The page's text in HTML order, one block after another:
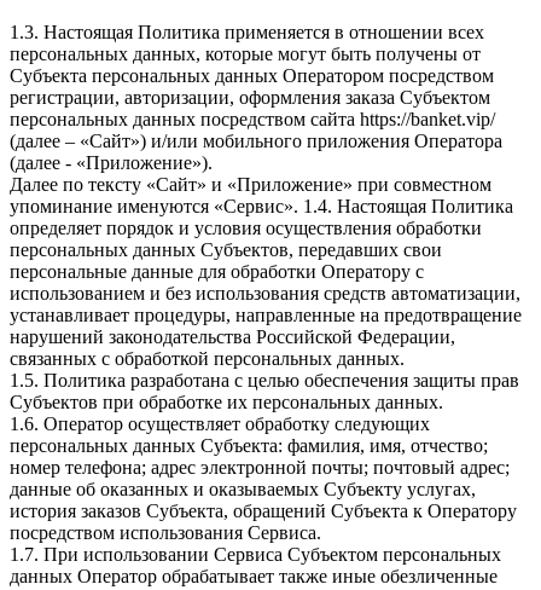
1.3. Настоящая Политика применяется в отношении всех
персональных данных, которые могут быть получены от
Субъекта персональных данных Оператором посредством
регистрации, авторизации, оформления заказа Субъектом
персональных данных посредством сайта https://banket.vip/
(далее – «Сайт») и/или мобильного приложения Оператора
(далее - «Приложение»).
Далее по тексту «Сайт» и «Приложение» при совместном
упоминание именуются «Сервис». 1.4. Настоящая Политика
определяет порядок и условия осуществления обработки
персональных данных Субъектов, передавших свои
персональные данные для обработки Оператору с
использованием и без использования средств автоматизации,
устанавливает процедуры, направленные на предотвращение
нарушений законодательства Российской Федерации,
связанных с обработкой персональных данных.
1.5. Политика разработана с целью обеспечения защиты прав
Субъектов при обработке их персональных данных.
1.6. Оператор осуществляет обработку следующих
персональных данных Субъекта: фамилия, имя, отчество;
номер телефона; адрес электронной почты; почтовый адрес;
данные об оказанных и оказываемых Субъекту услугах,
история заказов Субъекта, обращений Субъекта к Оператору
посредством использования Сервиса.
1.7. При использовании Сервиса Субъектом персональных
данных Оператор обрабатывает также иные обезличенные